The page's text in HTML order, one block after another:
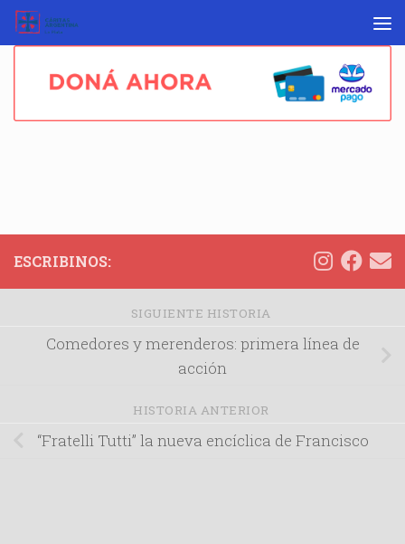
Skip to content
ESCRIBINOS:
SIGUIENTE HISTORIA
Comedores y merenderos: primera línea de
acción
HISTORIA ANTERIOR
“Fratelli Tutti” la nueva encíclica de Francisco